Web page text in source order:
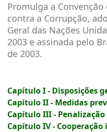
Promulga a
contra a Corrupção,
Geral das Nações
2003 e assinada pelo
de 2003.
Capítulo I - Disposições
Capítulo II - Medidas
Capítulo III -
Capítulo IV -